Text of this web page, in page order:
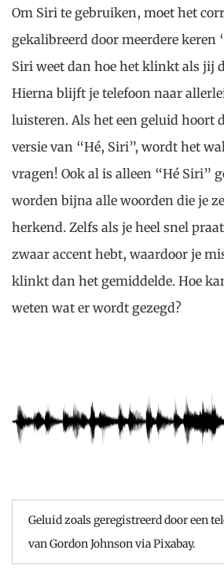
Om Siri te gebruiken, moet het
gekalibreerd door meerdere keren
Siri weet dan hoe het klinkt als jij
Hierna blijft je telefoon naar
luisteren. Als het een geluid hoort
versie van “Hé, Siri”, wordt het
vragen! Ook al is alleen “Hé Siri”
worden bijna alle woorden die je
herkend. Zelfs als je heel snel
zwaar accent hebt, waardoor je
klinkt dan het gemiddelde. Hoe
weten wat er wordt gezegd?
Geluid zoals geregistreerd door een
van Gordon Johnson via Pixabay.